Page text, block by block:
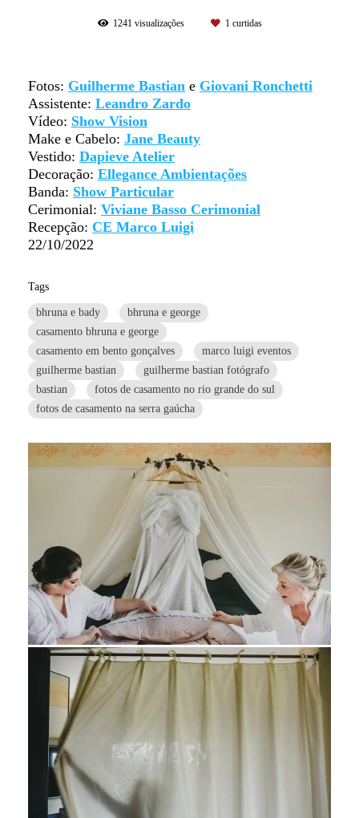
1241visualizações 1curtidas
Fotos: Guilherme Bastian e Giovani Ronchetti
Assistente: Leandro Zardo
Vídeo: Show Vision
Make e Cabelo: Jane Beauty
Vestido: Dapieve Atelier
Decoração: Ellegance Ambientações
Banda: Show Particular
Cerimonial: Viviane Basso Cerimonial
Recepção: CE Marco Luigi
22/10/2022
Tags
bhruna e bady
bhruna e george
casamento bhruna e george
casamento em bento gonçalves
marco luigi eventos
guilherme bastian
guilherme bastian fotógrafo
bastian
fotos de casamento no rio grande do sul
fotos de casamento na serra gaúcha